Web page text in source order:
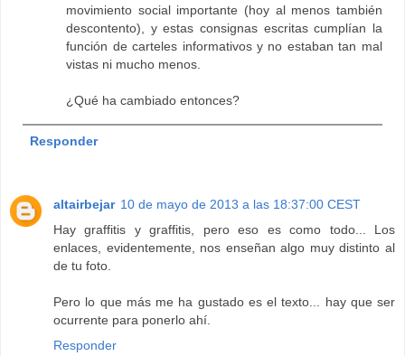
movimiento social importante (hoy al menos también
descontento), y estas consignas escritas cumplían la
función de carteles informativos y no estaban tan mal
vistas ni mucho menos.
¿Qué ha cambiado entonces?
Responder
altairbejar 10 de mayo de 2013 a las 18:37:00 CEST
Hay graffitis y graffitis, pero eso es como todo... Los
enlaces, evidentemente, nos enseñan algo muy distinto al
de tu foto.
Pero lo que más me ha gustado es el texto... hay que ser
ocurrente para ponerlo ahí.
Responder